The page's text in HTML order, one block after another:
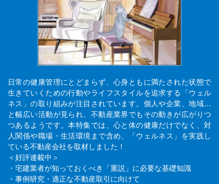
日常の健康管理にとどまらず、心身ともに満たされた状態で
生きていくための行動やライフスタイルを追求する「ウェル
ネス」の取り組みが注目されています。個人や企業、地域…
と幅広い活動が見られ、不動産業界でもその動きが広がりつ
つあるようです。本特集では、心と体の健康だけでなく、対
人関係や職場・生活環境まで含め、「ウェルネス」を実践し
ている不動産会社を取材しました！
＜好評連載中＞
・宅建業者が知っておくべき「重説」に必要な基礎知識
・事例研究・適正な不動産取引に向けて